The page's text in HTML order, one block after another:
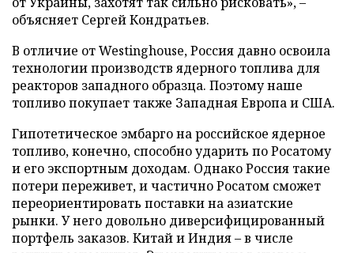
объясняет Сергей Кондратьев.
В отличие от Westinghouse, Россия давно освоила
технологии производств ядерного топлива для
реакторов западного образца. Поэтому наше
топливо покупает также Западная Европа и США.
Гипотетическое эмбарго на российское ядерное
топливо, конечно, способно ударить по Росатому
и его экспортным доходам. Однако Россия такие
потери переживет, и частично Росатом сможет
переориентировать поставки на азиатские
рынки. У него довольно диверсифицированный
портфель заказов. Китай и Индия – в числе